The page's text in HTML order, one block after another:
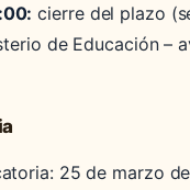
cierre del plazo
de Educación –
25 de marzo